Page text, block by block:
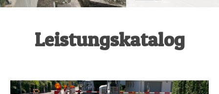
Leistungskatalog